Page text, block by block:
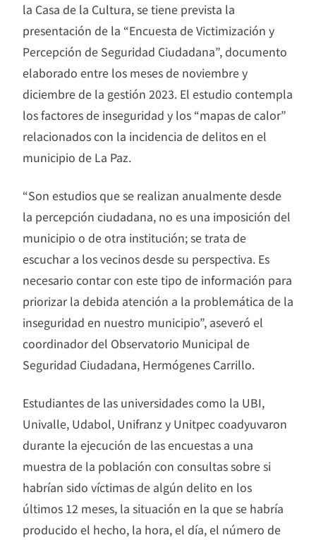
la Casa de la Cultura, se tiene prevista la
presentación de la “Encuesta de Victimización y
Percepción de Seguridad Ciudadana”, documento
elaborado entre los meses de noviembre y
diciembre de la gestión 2023. El estudio contempla
los factores de inseguridad y los “mapas de calor”
relacionados con la incidencia de delitos en el
municipio de La Paz.
“Son estudios que se realizan anualmente desde
la percepción ciudadana, no es una imposición del
municipio o de otra institución; se trata de
escuchar a los vecinos desde su perspectiva. Es
necesario contar con este tipo de información para
priorizar la debida atención a la problemática de la
inseguridad en nuestro municipio”, aseveró el
coordinador del Observatorio Municipal de
Seguridad Ciudadana, Hermógenes Carrillo.
Estudiantes de las universidades como la UBI,
Univalle, Udabol, Unifranz y Unitpec coadyuvaron
durante la ejecución de las encuestas a una
muestra de la población con consultas sobre si
habrían sido víctimas de algún delito en los
últimos 12 meses, la situación en la que se habría
producido el hecho, la hora, el día, el número de